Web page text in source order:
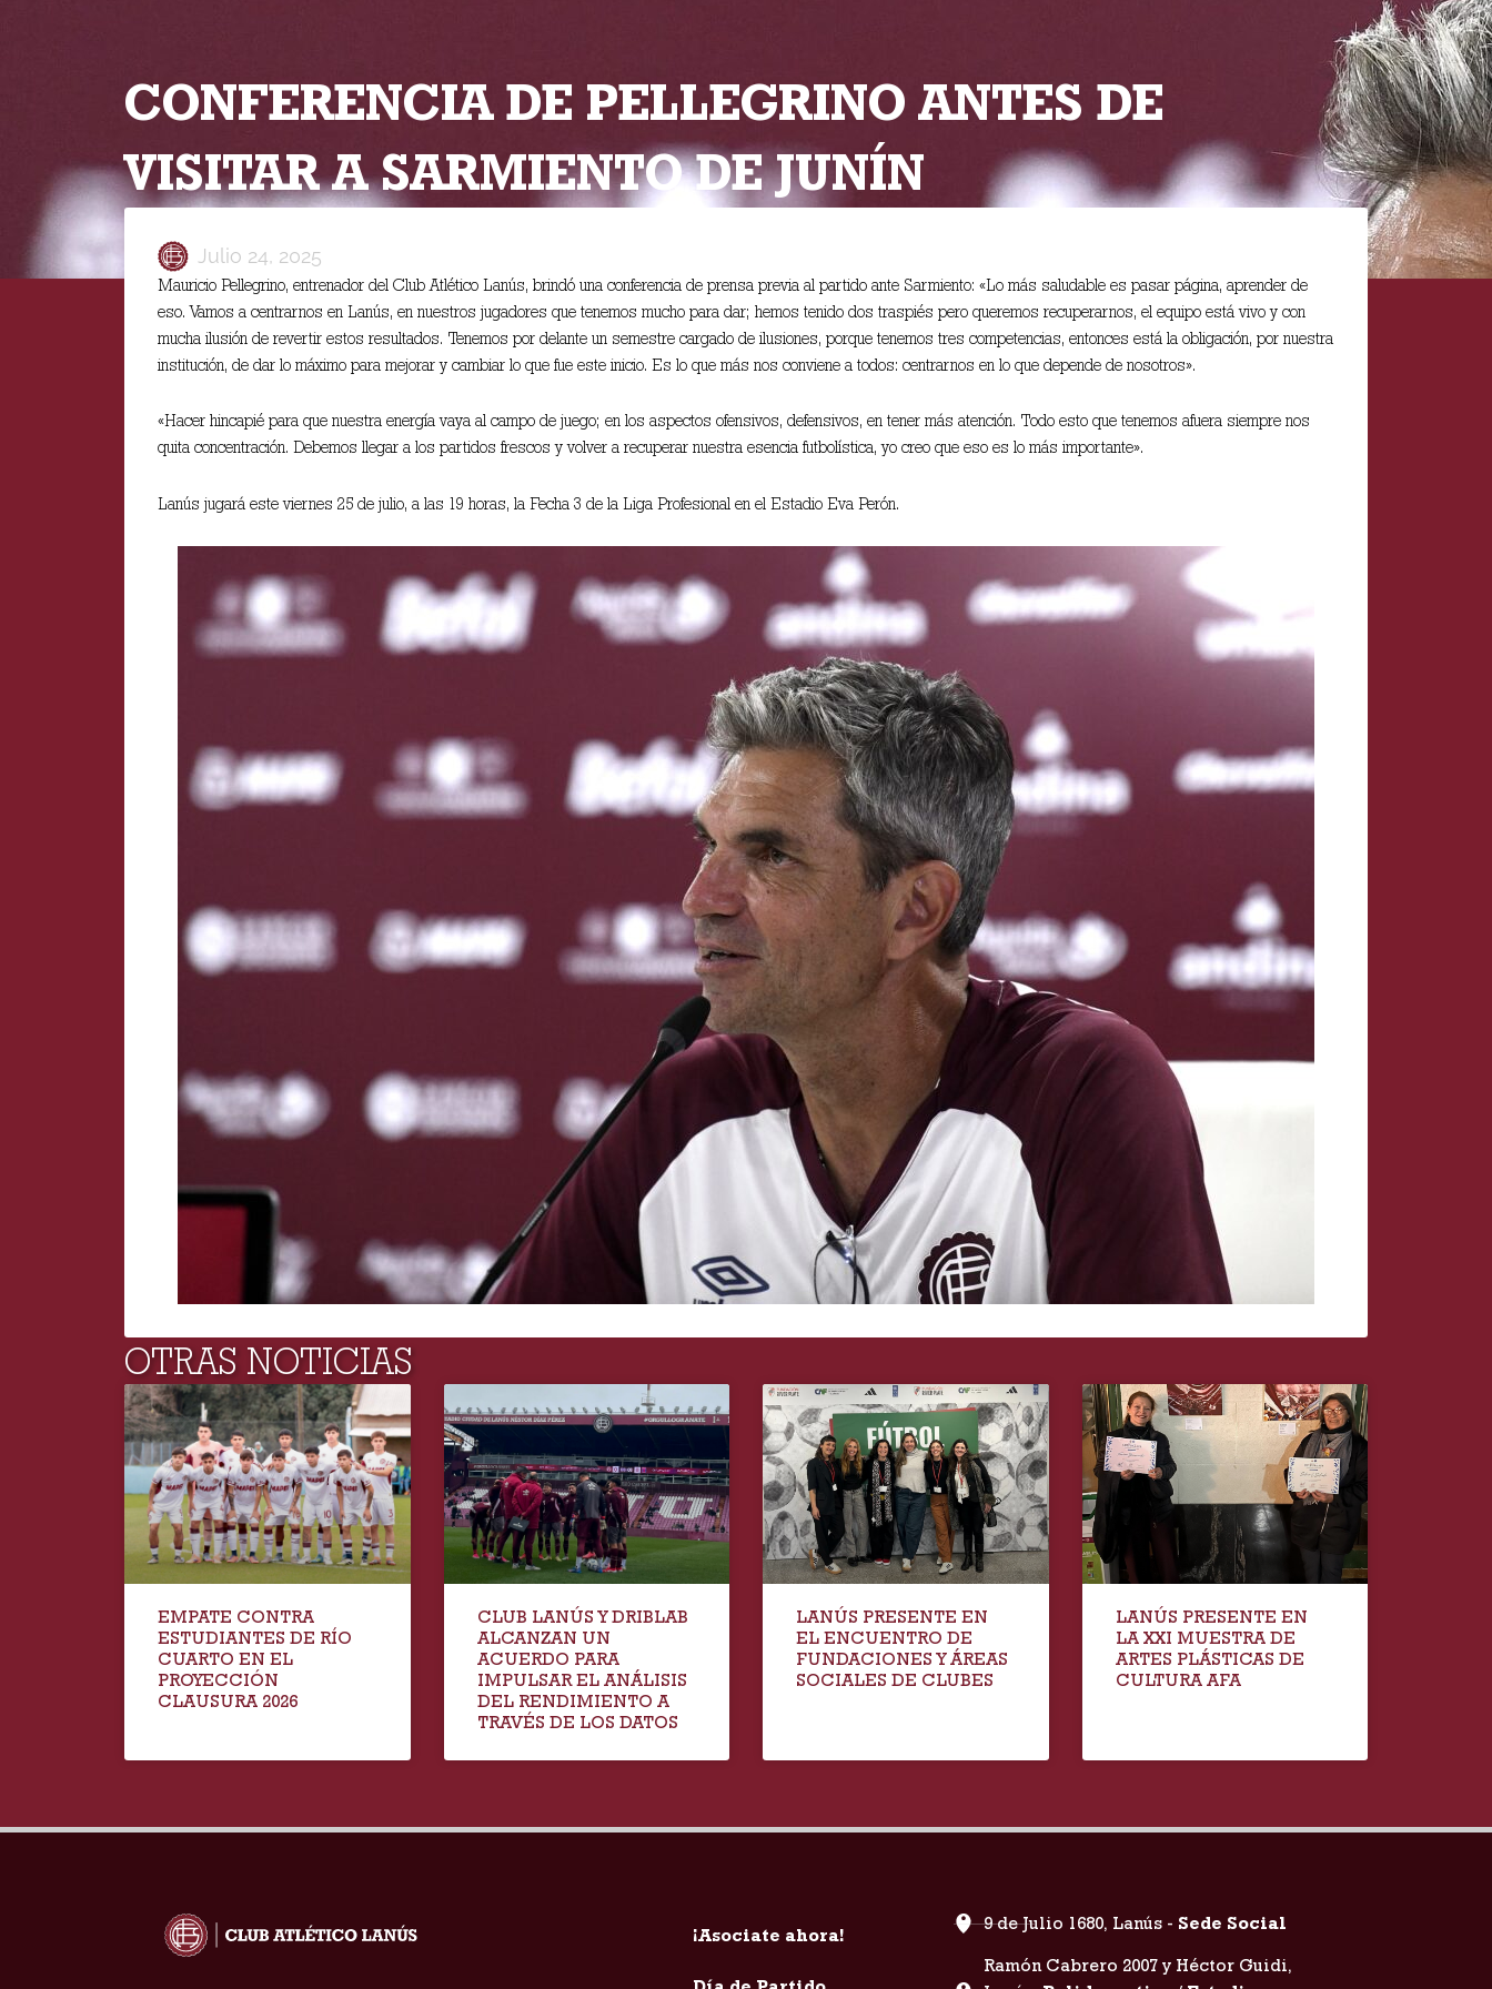
CONFERENCIA DE PELLEGRINO ANTES DE
VISITAR A SARMIENTO DE JUNÍN
Julio 24, 2025
Mauricio Pellegrino, entrenador del Club Atlético Lanús, brindó una conferencia de prensa previa al partido ante Sarmiento: «Lo más saludable es pasar página, aprender de
eso. Vamos a centrarnos en Lanús, en nuestros jugadores que tenemos mucho para dar; hemos tenido dos traspiés pero queremos recuperarnos, el equipo está vivo y con
mucha ilusión de revertir estos resultados. Tenemos por delante un semestre cargado de ilusiones, porque tenemos tres competencias, entonces está la obligación, por nuestra
institución, de dar lo máximo para mejorar y cambiar lo que fue este inicio. Es lo que más nos conviene a todos: centrarnos en lo que depende de nosotros».
«Hacer hincapié para que nuestra energía vaya al campo de juego; en los aspectos ofensivos, defensivos, en tener más atención. Todo esto que tenemos afuera siempre nos
quita concentración. Debemos llegar a los partidos frescos y volver a recuperar nuestra esencia futbolística, yo creo que eso es lo más importante».
Lanús jugará este viernes 25 de julio, a las 19 horas, la Fecha 3 de la Liga Profesional en el Estadio Eva Perón.
OTRAS NOTICIAS
EMPATE CONTRA
ESTUDIANTES DE RÍO
CUARTO EN EL
PROYECCIÓN
CLAUSURA 2026
CLUB LANÚS Y DRIBLAB
ALCANZAN UN
ACUERDO PARA
IMPULSAR EL ANÁLISIS
DEL RENDIMIENTO A
TRAVÉS DE LOS DATOS
LANÚS PRESENTE EN
EL ENCUENTRO DE
FUNDACIONES Y ÁREAS
SOCIALES DE CLUBES
LANÚS PRESENTE EN
LA XXI MUESTRA DE
ARTES PLÁSTICAS DE
CULTURA AFA
¡Asociate ahora!
9 de Julio 1680, Lanús - Sede Social
Ramón Cabrero 2007 y Héctor Guidi,